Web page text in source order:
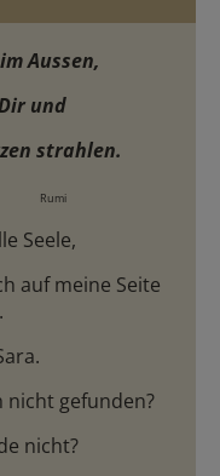
Aussen,
und
strahlen.
Seele,
auf meine Seite
nicht gefunden?
nicht?